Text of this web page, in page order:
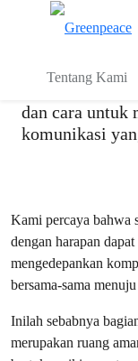
Tentang Kami
Di
mewujudkan
dan cara untuk
komunikasi
Kami percaya bahwa
dengan harapan
mengedepankan
bersama-sama
Inilah sebabnya
merupakan ruang